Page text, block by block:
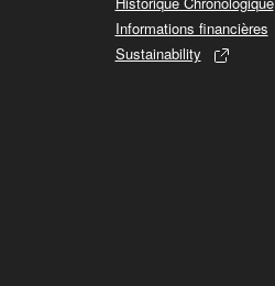
Informations financières
Sustainability